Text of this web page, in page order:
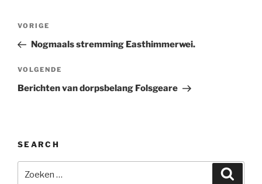
Bericht
Vorig
bericht
VORIGE
Nogmaals stremming Easthimmerwei.
Volgend
bericht
VOLGENDE
Berichten van dorpsbelang Folsgeare
SEARCH